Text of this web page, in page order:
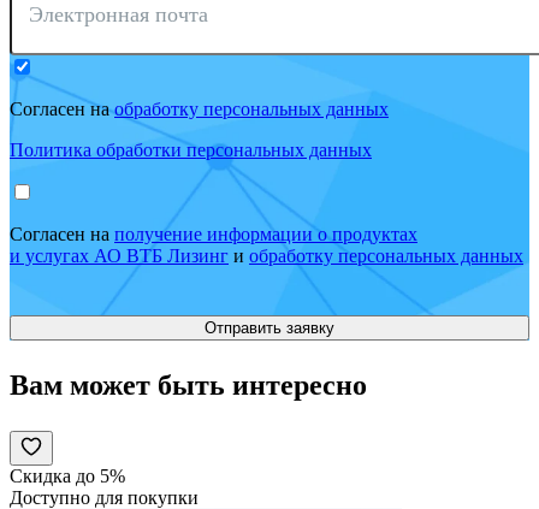
Электронная почта
Согласен наобработку персональных данных
Политика обработки персональных данных
Согласен на получение информации о продуктах
и услугах АО ВТБ Лизинг и обработку персональных данных
Вам может быть интересно
Скидка до 5%
Доступно для покупки